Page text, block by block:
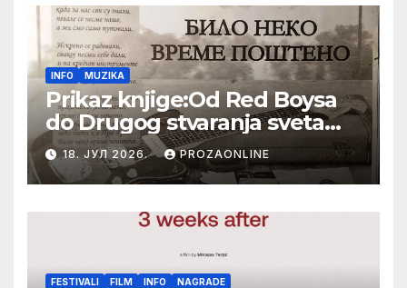
INFO MUZIKA
Prikaz knjige:Od Red Boysa
do Drugog stvaranja sveta
(bilo neko vreme pošteno)
(autor- Zlatomira Sremca,
Botoš 2022. godine,
samizdat)
18. ЈУЛ 2026. PROZAONLINE
FESTIVALI FILM INFO NAGRADE